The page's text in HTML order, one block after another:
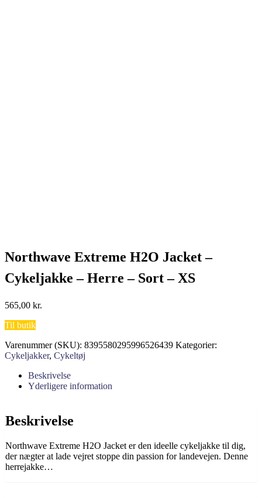
Northwave Extreme H2O Jacket –
Cykeljakke – Herre – Sort – XS
565,00 kr.
Til butik
Varenummer (SKU): 8395580295996526439 Kategorier:
Cykeljakker, Cykeltøj
Beskrivelse
Yderligere information
Beskrivelse
Northwave Extreme H2O Jacket er den ideelle cykeljakke til dig,
der nægter at lade vejret stoppe din passion for landevejen. Denne
herrejakke…